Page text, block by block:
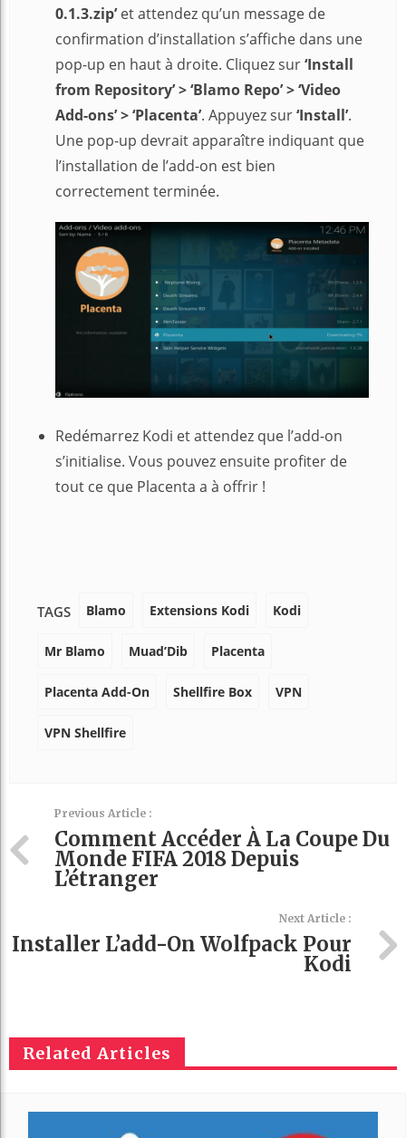
0.1.3.zip’et attendez qu’un message de
confirmation d’installation s’affiche dans une
pop-up en haut à droite. Cliquez sur‘Install
from Repository’ > ‘Blamo Repo’ > ‘Video
Add-ons’ > ‘Placenta’. Appuyez sur‘Install’.
Une pop-up devrait apparaître indiquant que
l’installation de l’add-on est bien
correctement terminée.
Redémarrez Kodi et attendez que l’add-on
s’initialise. Vous pouvez ensuite profiter de
tout ce que Placenta a à offrir !
TAGS Blamo Extensions Kodi Kodi
Mr Blamo Muad’Dib Placenta
Placenta Add-On Shellfire Box VPN
VPN Shellfire
Previous Article :
Comment Accéder À La Coupe Du
Monde FIFA 2018 Depuis
L’étranger
Next Article :
Installer L’add-On Wolfpack Pour
Kodi
Related Articles